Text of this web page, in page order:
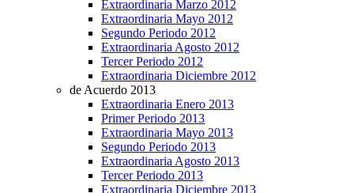
Extraordinaria Marzo 2012
Extraordinaria Mayo 2012
Segundo Periodo 2012
Extraordinaria Agosto 2012
Tercer Periodo 2012
Extraordinaria Diciembre 2012
de Acuerdo 2013
Extraordinaria Enero 2013
Primer Periodo 2013
Extraordinaria Mayo 2013
Segundo Periodo 2013
Extraordinaria Agosto 2013
Tercer Periodo 2013
Extraordinaria Diciembre 2013